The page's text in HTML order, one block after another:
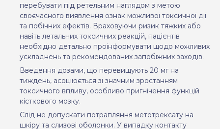
перебувати під ретельним наглядом з метою
своєчасного виявлення ознак можливої токсичної дії
та побічних ефектів. Враховуючи ризик тяжких або
навіть летальних токсичних реакцій, пацієнтів
необхідно детально проінформувати щодо можливих
ускладнень та рекомендованих запобіжних заходів.
Введення дозами, що перевищують 20 мг на
тиждень, асоціюється зі значним зростанням
токсичного впливу, особливо пригнічення функцій
кісткового мозку.
Слід не допускати потрапляння метотрексату на
шкіру та слизові оболонки. У випадку контакту